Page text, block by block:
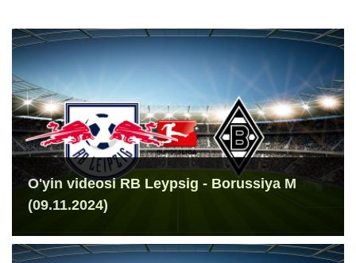
O'yin videosi RB Leypsig - Borussiya M
(09.11.2024)